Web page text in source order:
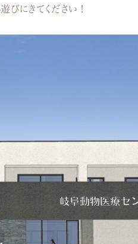
びにきてください！